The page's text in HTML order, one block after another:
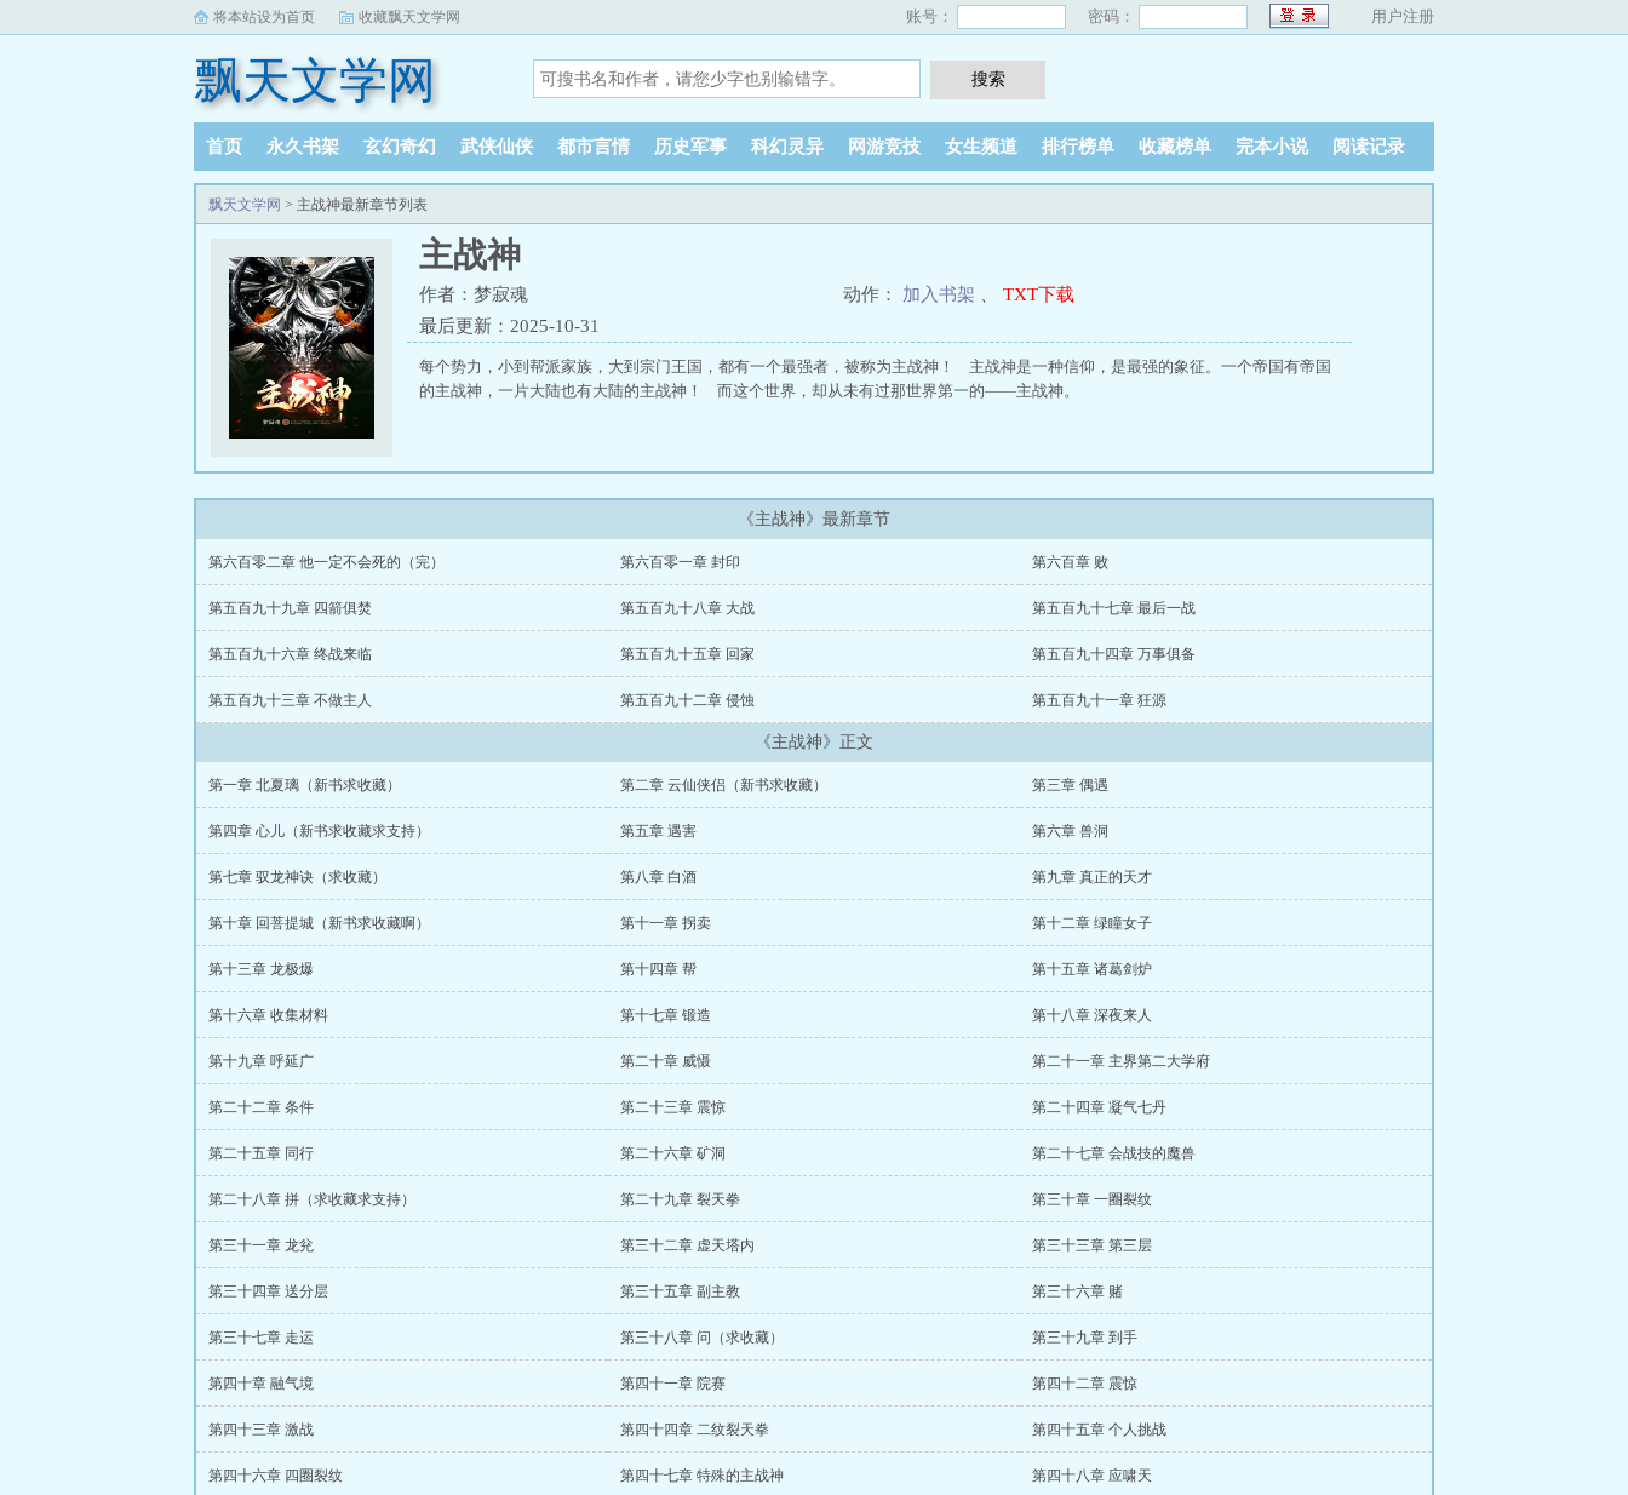
将本站设为首页 收藏飘天文学网 账号： 密码： 用户注册
飘天文学网
首页 永久书架 玄幻奇幻 武侠仙侠 都市言情 历史军事 科幻灵异 网游竞技 女生频道 排行榜单 收藏榜单 完本小说 阅读记录
飘天文学网 > 主战神最新章节列表
主战神
作者：梦寂魂 动作： 加入书架
TXT下载
最后更新：2025-10-31
每个势力，小到帮派家族，大到宗门王国，都有一个最强者，被称为主战神！ 主战神是一种信仰，是最强的象征。一个帝国有帝国
的主战神，一片大陆也有大陆的主战神！ 而这个世界，却从未有过那世界第一的——主战神。
《主战神》最新章节
第六百零二章 他一定不会死的（完） 第六百零一章 封印 第六百章 败
第五百九十九章 四箭俱焚 第五百九十八章 大战 第五百九十七章 最后一战
第五百九十六章 终战来临 第五百九十五章 回家 第五百九十四章 万事俱备
第五百九十三章 不做主人 第五百九十二章 侵蚀 第五百九十一章 狂源
《主战神》正文
第一章 北夏璃（新书求收藏） 第二章 云仙侠侣（新书求收藏） 第三章 偶遇
第四章 心儿（新书求收藏求支持） 第五章 遇害 第六章 兽洞
第七章 驭龙神诀（求收藏） 第八章 白酒 第九章 真正的天才
第十章 回菩提城（新书求收藏啊） 第十一章 拐卖 第十二章 绿瞳女子
第十三章 龙极爆 第十四章 帮 第十五章 诸葛剑炉
第十六章 收集材料 第十七章 锻造 第十八章 深夜来人
第十九章 呼延广 第二十章 威慑 第二十一章 主界第二大学府
第二十二章 条件 第二十三章 震惊 第二十四章 凝气七丹
第二十五章 同行 第二十六章 矿洞 第二十七章 会战技的魔兽
第二十八章 拼（求收藏求支持） 第二十九章 裂天拳 第三十章 一圈裂纹
第三十一章 龙兊 第三十二章 虚天塔内 第三十三章 第三层
第三十四章 送分层 第三十五章 副主教 第三十六章 赌
第三十七章 走运 第三十八章 问（求收藏） 第三十九章 到手
第四十章 融气境 第四十一章 院赛 第四十二章 震惊
第四十三章 激战 第四十四章 二纹裂天拳 第四十五章 个人挑战
第四十六章 四圈裂纹 第四十七章 特殊的主战神 第四十八章 应啸天